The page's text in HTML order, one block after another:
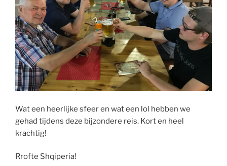
Wat een heerlijke sfeer en wat een lol hebben we
gehad tijdens deze bijzondere reis. Kort en heel
krachtig!
Rrofte Shqiperia!